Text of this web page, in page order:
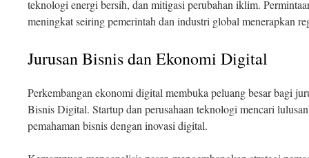
teknologi energi bersih, dan mitigasi perubahan iklim.
meningkat seiring pemerintah dan industri global menerapkan
Jurusan Bisnis dan Ekonomi Digital
Perkembangan ekonomi digital membuka peluang besar bagi
Bisnis Digital. Startup dan perusahaan teknologi mencari
pemahaman bisnis dengan inovasi digital.